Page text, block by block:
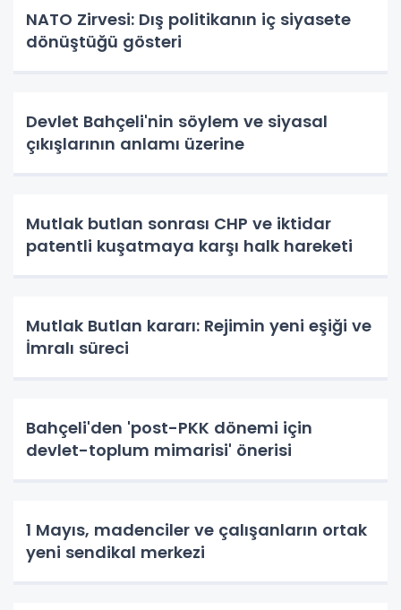
NATO Zirvesi: Dış politikanın iç siyasete
dönüştüğü gösteri
Devlet Bahçeli'nin söylem ve siyasal
çıkışlarının anlamı üzerine
Mutlak butlan sonrası CHP ve iktidar
patentli kuşatmaya karşı halk hareketi
Mutlak Butlan kararı: Rejimin yeni eşiği ve
İmralı süreci
Bahçeli'den 'post-PKK dönemi için
devlet-toplum mimarisi' önerisi
1 Mayıs, madenciler ve çalışanların ortak
yeni sendikal merkezi